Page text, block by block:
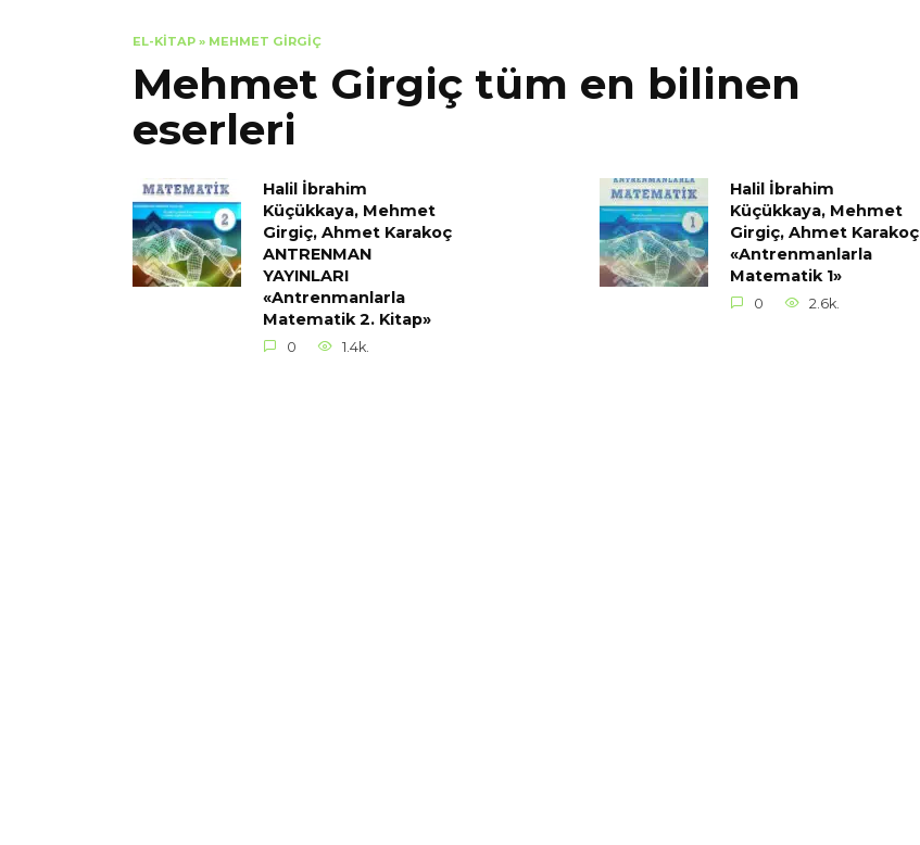
EL-KITAP » MEHMET GIRGIÇ
Mehmet Girgiç tüm en bilinen
eserleri
Halil İbrahim
Küçükkaya, Mehmet
Girgiç, Ahmet Karakoç
ANTRENMAN
YAYINLARI
«Antrenmanlarla
Matematik 2. Kitap»
0 1.4k.
Halil İbrahim
Küçükkaya, Mehmet
Girgiç, Ahmet Karakoç
«Antrenmanlarla
Matematik 1»
0 2.6k.